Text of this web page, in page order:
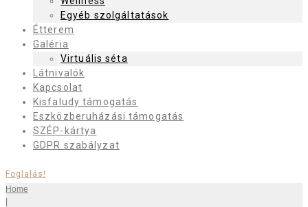
Egyéb szolgáltatások
Étterem
Galéria
Virtuális séta
Látnivalók
Kapcsolat
Kisfaludy támogatás
Eszközberuházási támogatás
SZÉP-kártya
GDPR szabályzat
Foglalás!
Home